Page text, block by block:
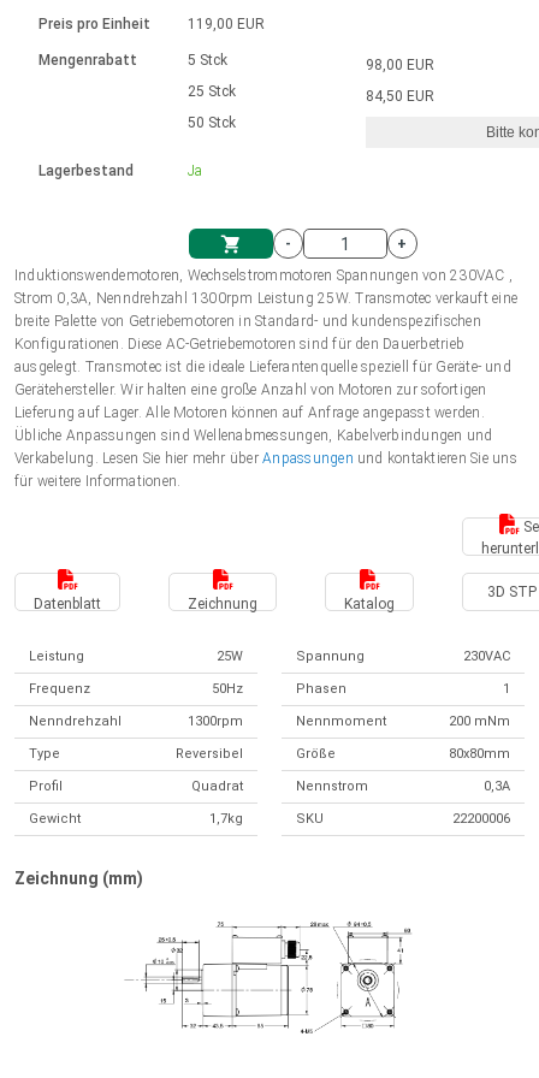
Einheitssystem
Einkaufswagen
Hubmagnete
230 - 50 Hz | 110 - 60 Hz
Drehzahlregelung für die AIS-Serie
Bürstenlose Gleichstrommotoren
mit Planetengetriebe und internem
Ø 28-42| 1-1400 rpm | <= 290Ncm
Bürstenlose DC Motor Controller
Gleichstrommotoren mit
Schneckengetriebe und Bürsten
Ø43-124mm | 31-425rpm | ≤ 41Nm
Treiber für Gleichstrommotoren mit
Synchron-Asynchron | für 1-4 Elektrozylinder
Synchron-Asynchron | für 1-4 Elektrozylinder
Français (EUR)
Polski (EUR)
Norsk (NOK)
Suomi (EUR)
Svenska (SEK)
Preis pro Einheit
Mengenrabatt
Lagerbestand
119,00 EUR
5 Stck
25 Stck
50 Stck
Ja
98,00 EUR
84,50 EUR
Bitte
-
+
Induktionswendemotoren, Wechselstrommotoren Spannungen von 230VAC ,
Strom 0,3A, Nenndrehzahl 1300rpm Leistung 25W. Transmotec verkauft eine
breite Palette von Getriebemotoren in Standard- und kundenspezifischen
Konfigurationen. Diese AC-Getriebemotoren sind für den Dauerbetrieb
ausgelegt. Transmotec ist die ideale Lieferantenquelle speziell für Geräte- und
Gerätehersteller. Wir halten eine große Anzahl von Motoren zur sofortigen
Lieferung auf Lager. Alle Motoren können auf Anfrage angepasst werden.
Übliche Anpassungen sind Wellenabmessungen, Kabelverbindungen und
Verkabelung. Lesen Sie hier mehr überAnpassungen und kontaktieren Sie uns
für weitere Informationen.
Datenblatt Zeichnung Katalog
3D STP
Leistung 25W Spannung 230VAC
Frequenz 50Hz Phasen 1
Nenndrehzahl 1300rpm Nennmoment 200 mNm
Type Reversibel Größe 80x80mm
Profil Quadrat Nennstrom 0,3A
Gewicht 1,7kg SKU 22200006
Zeichnung (mm)